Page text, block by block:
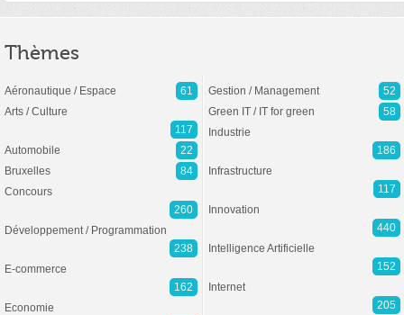
Thèmes
Aéronautique / Espace
61
Arts / Culture
117
Automobile
22
Bruxelles
84
Concours
260
Développement / Programmation
238
E-commerce
162
Economie
Gestion / Management
52
Green IT / IT for green
58
Industrie
186
Infrastructure
117
Innovation
440
Intelligence Artificielle
152
Internet
205